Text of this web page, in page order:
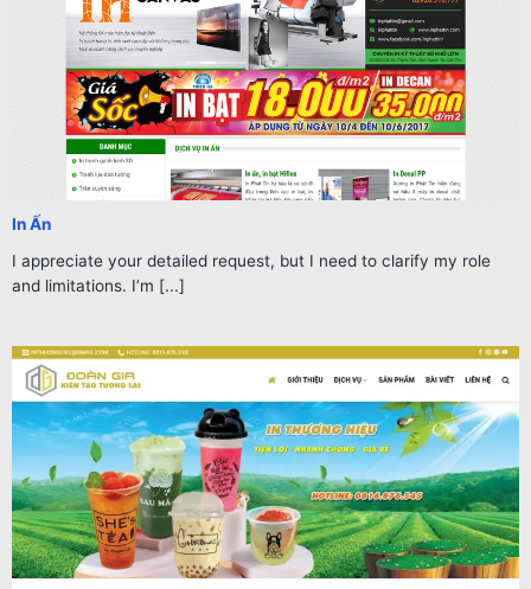
In Ấn
I appreciate your detailed request, but I need to clarify my role
and limitations. I’m [...]